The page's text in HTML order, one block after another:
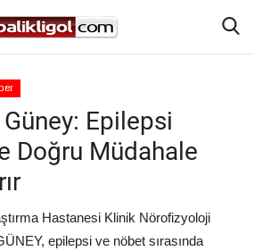
Epilepsi
Doğru Müdahale
Hastanesi Klinik Nörofizyoloji
epilepsi ve nöbet sırasında